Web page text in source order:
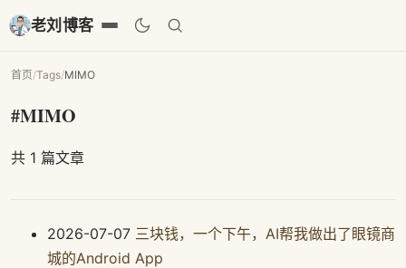
老刘博客
首页/Tags/MIMO
#MIMO
共 1 篇文章
2026-07-07 三块钱，一个下午，AI帮我做出了眼镜商
城的Android App